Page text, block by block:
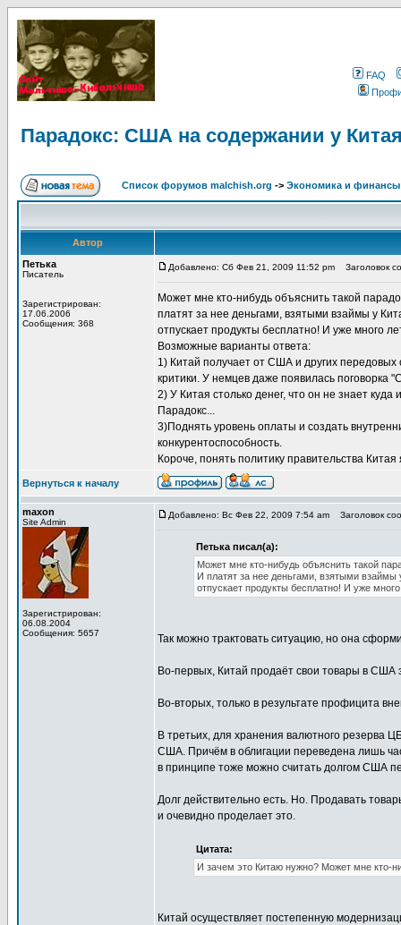
FAQ
Парадокс: США на содержании у
Список форумов malchish.org -> Экономика и финансы
Автор
Петька
Писатель
Зарегистрирован:
17.06.2006
Сообщения: 368
Добавлено: Сб Фев 21, 2009 11:52 pm Заголовок
Может мне кто-нибудь объяснить такой
платят за нее деньгами, взятыми взаймы у
отпускает продукты бесплатно! И уже много
Возможные варианты ответа:
1) Китай получает от США и других передовых
критики. У немцев даже появилась поговорка
2) У Китая столько денег, что он не знает
Парадокс...
3)Поднять уровень оплаты и создать
конкурентоспособность.
Короче, понять политику правительства Китая
Вернуться к началу
maxon
Site Admin
Зарегистрирован:
06.08.2004
Сообщения: 5657
Добавлено: Вс Фев 22, 2009 7:54 am Заголовок
Петька писал(а):
Может мне кто-нибудь объяснить такой
И платят за нее деньгами, взятыми взаймы
отпускает продукты бесплатно! И уже много
Так можно трактовать ситуацию, но она
Во-первых, Китай продаёт свои товары в
Во-вторых, только в результате профицита
В третьих, для хранения валютного резерва
США. Причём в облигации переведена лишь
в принципе тоже можно считать долгом США
Долг действительно есть. Но. Продавать
и очевидно проделает это.
Цитата:
И зачем это Китаю нужно? Может мне кто-
Китай осуществляет постепенную